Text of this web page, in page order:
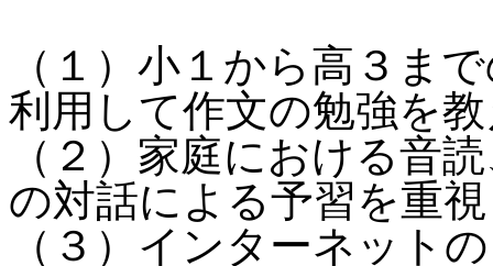
（１）小１から高３ま
利用して作文の勉強を
（２）家庭における音
の対話による予習を重
（３）インターネット